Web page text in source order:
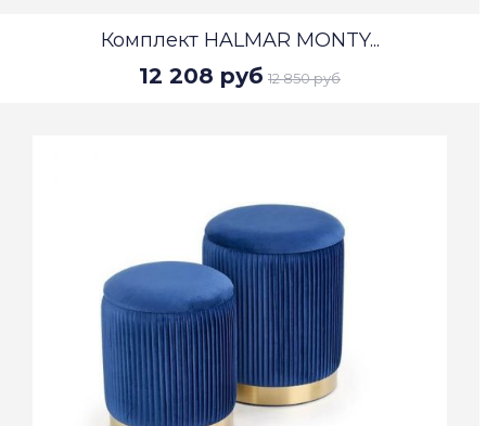
Комплект HALMAR MONTY...
12 208 руб 12 850 руб